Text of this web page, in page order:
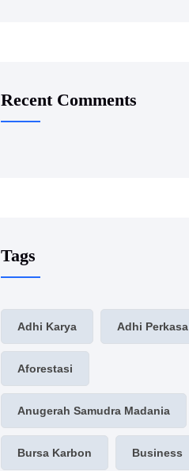
Recent Comments
Tags
Adhi Karya Adhi Perkasa
Aforestasi
Anugerah Samudra Madania
Bursa Karbon Business